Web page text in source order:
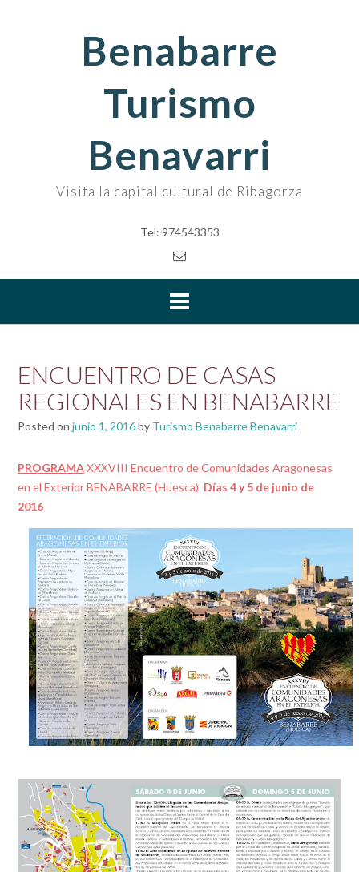
Benabarre
Turismo
Benavarri
Visita la capital cultural de Ribagorza
Tel: 974543353
ENCUENTRO DE CASAS
REGIONALES EN BENABARRE
Posted on junio 1, 2016by Turismo Benabarre Benavarri
PROGRAMAXXXVIII Encuentro de Comunidades Aragonesas
en el Exterior BENABARRE (Huesca) Días 4 y 5 de junio de
2016